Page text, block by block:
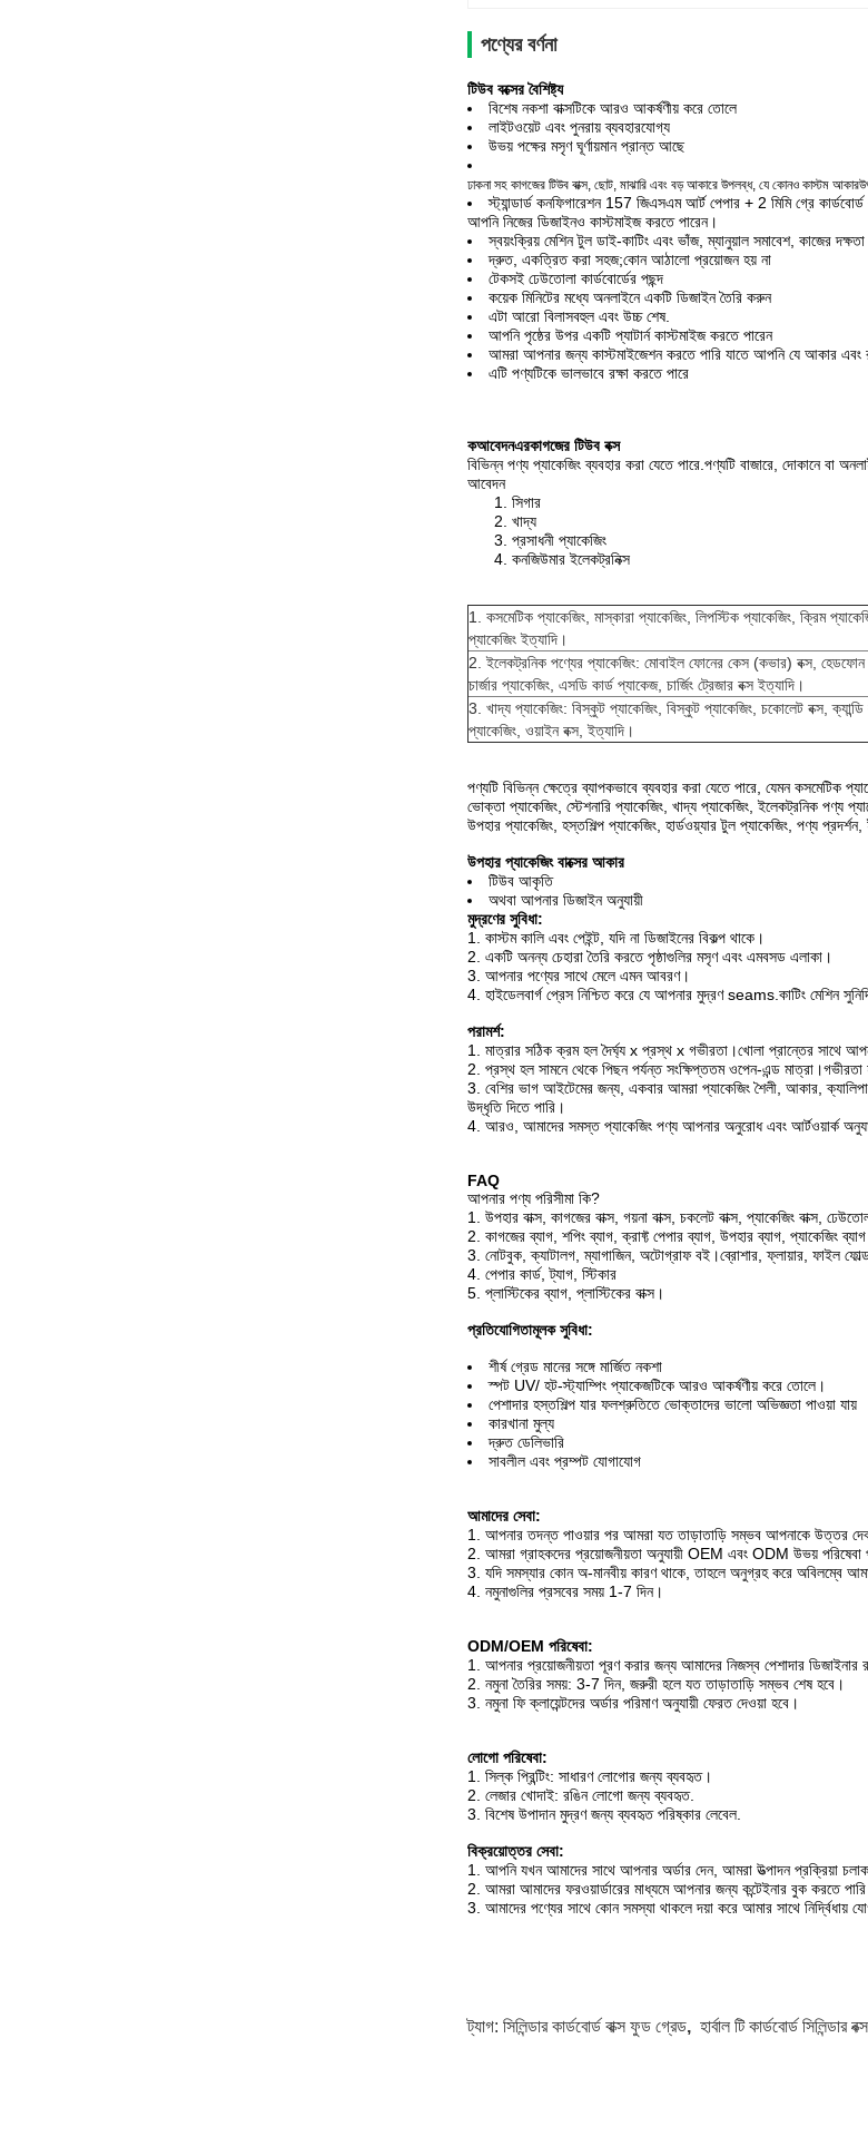
পণ্যের বর্ণনা
টিউব বক্সের বৈশিষ্ট্য
বিশেষ নকশা বাক্সটিকে আরও আকর্ষণীয় করে তোলে
লাইটওয়েট এবং পুনরায় ব্যবহারযোগ্য
উভয় পক্ষের মসৃণ ঘূর্ণায়মান প্রান্ত আছে
ঢাকনা সহ কাগজের টিউব বাক্স, ছোট, মাঝারি এবং বড় আকারে উপলব্ধ, যে কোনও কাস্টম আকার
স্ট্যান্ডার্ড কনফিগারেশন 157 জিএসএম আর্ট পেপার + 2 মিমি গ্রে
আপনি নিজের ডিজাইনও কাস্টমাইজ করতে পারেন।
স্বয়ংক্রিয় মেশিন টুল ডাই-কাটিং এবং ভাঁজ, ম্যানুয়াল সমাবেশ, কাজের
দ্রুত, একত্রিত করা সহজ;কোন আঠালো প্রয়োজন হয় না
টেকসই ঢেউতোলা কার্ডবোর্ডের পছন্দ
কয়েক মিনিটের মধ্যে অনলাইনে একটি ডিজাইন তৈরি করুন
এটা আরো বিলাসবহুল এবং উচ্চ শেষ.
আপনি পৃষ্ঠের উপর একটি প্যাটার্ন কাস্টমাইজ করতে পারেন
আমরা আপনার জন্য কাস্টমাইজেশন করতে পারি যাতে আপনি যে আকার এবং
এটি পণ্যটিকে ভালভাবে রক্ষা করতে পারে
কআবেদনএরকাগজের টিউব বক্স
বিভিন্ন পণ্য প্যাকেজিং ব্যবহার করা যেতে পারে.পণ্যটি বাজারে, দোকানে বা
আবেদন
1. সিগার
2. খাদ্য
3. প্রসাধনী প্যাকেজিং
4. কনজিউমার ইলেকট্রনিক্স
1. কসমেটিক প্যাকেজিং, মাস্কারা প্যাকেজিং, লিপস্টিক প্যাকেজিং, ক্রিম
প্যাকেজিং ইত্যাদি।
2. ইলেকট্রনিক পণ্যের প্যাকেজিং: মোবাইল ফোনের কেস (কভার) বক্স, হেডফোন
চার্জার প্যাকেজিং, এসডি কার্ড প্যাকেজ, চার্জিং ট্রেজার বক্স ইত্যাদি।
3. খাদ্য প্যাকেজিং: বিস্কুট প্যাকেজিং, বিস্কুট প্যাকেজিং, চকোলেট বক্স,
প্যাকেজিং, ওয়াইন বক্স, ইত্যাদি।
পণ্যটি বিভিন্ন ক্ষেত্রে ব্যাপকভাবে ব্যবহার করা যেতে পারে, যেমন কসমেটিক
ভোক্তা প্যাকেজিং, স্টেশনারি প্যাকেজিং, খাদ্য প্যাকেজিং, ইলেকট্রনিক পণ্য
উপহার প্যাকেজিং, হস্তশিল্প প্যাকেজিং, হার্ডওয়্যার টুল প্যাকেজিং, পণ্য প্রদর্শন,
উপহার প্যাকেজিং বাক্সের আকার
টিউব আকৃতি
অথবা আপনার ডিজাইন অনুযায়ী
মুদ্রণের সুবিধা:
1. কাস্টম কালি এবং পেইন্ট, যদি না ডিজাইনের বিকল্প থাকে।
2. একটি অনন্য চেহারা তৈরি করতে পৃষ্ঠাগুলির মসৃণ এবং এমবসড এলাকা।
3. আপনার পণ্যের সাথে মেলে এমন আবরণ।
4. হাইডেলবার্গ প্রেস নিশ্চিত করে যে আপনার মুদ্রণ seams.কাটিং মেশিন
পরামর্শ:
1. মাত্রার সঠিক ক্রম হল দৈর্ঘ্য x প্রস্থ x গভীরতা।খোলা প্রান্তের সাথে
2. প্রস্থ হল সামনে থেকে পিছন পর্যন্ত সংক্ষিপ্ততম ওপেন-এন্ড মাত্রা।গভীরতা
3. বেশির ভাগ আইটেমের জন্য, একবার আমরা প্যাকেজিং শৈলী, আকার,
উদ্ধৃতি দিতে পারি।
4. আরও, আমাদের সমস্ত প্যাকেজিং পণ্য আপনার অনুরোধ এবং আর্টওয়ার্ক
FAQ
আপনার পণ্য পরিসীমা কি?
1. উপহার বাক্স, কাগজের বাক্স, গয়না বাক্স, চকলেট বাক্স, প্যাকেজিং বাক্স,
2. কাগজের ব্যাগ, শপিং ব্যাগ, ক্রাফ্ট পেপার ব্যাগ, উপহার ব্যাগ, প্যাকেজিং
3. নোটবুক, ক্যাটালগ, ম্যাগাজিন, অটোগ্রাফ বই।ব্রোশার, ফ্লায়ার, ফাইল
4. পেপার কার্ড, ট্যাগ, স্টিকার
5. প্লাস্টিকের ব্যাগ, প্লাস্টিকের বাক্স।
প্রতিযোগিতামূলক সুবিধা:
শীর্ষ গ্রেড মানের সঙ্গে মার্জিত নকশা
স্পট UV/ হট-স্ট্যাম্পিং প্যাকেজটিকে আরও আকর্ষণীয় করে তোলে।
পেশাদার হস্তশিল্প যার ফলশ্রুতিতে ভোক্তাদের ভালো অভিজ্ঞতা পাওয়া যায়
কারখানা মুল্য
দ্রুত ডেলিভারি
সাবলীল এবং প্রম্পট যোগাযোগ
আমাদের সেবা:
1. আপনার তদন্ত পাওয়ার পর আমরা যত তাড়াতাড়ি সম্ভব আপনাকে উত্তর
2. আমরা গ্রাহকদের প্রয়োজনীয়তা অনুযায়ী OEM এবং ODM উভয় পরিষেবা
3. যদি সমস্যার কোন অ-মানবীয় কারণ থাকে, তাহলে অনুগ্রহ করে অবিলম্বে
4. নমুনাগুলির প্রসবের সময় 1-7 দিন।
ODM/OEM পরিষেবা:
1. আপনার প্রয়োজনীয়তা পূরণ করার জন্য আমাদের নিজস্ব পেশাদার
2. নমুনা তৈরির সময়: 3-7 দিন, জরুরী হলে যত তাড়াতাড়ি সম্ভব শেষ হবে।
3. নমুনা ফি ক্লায়েন্টদের অর্ডার পরিমাণ অনুযায়ী ফেরত দেওয়া হবে।
লোগো পরিষেবা:
1. সিল্ক প্রিন্টিং: সাধারণ লোগোর জন্য ব্যবহৃত।
2. লেজার খোদাই: রঙিন লোগো জন্য ব্যবহৃত.
3. বিশেষ উপাদান মুদ্রণ জন্য ব্যবহৃত পরিষ্কার লেবেল.
বিক্রয়োত্তর সেবা:
1. আপনি যখন আমাদের সাথে আপনার অর্ডার দেন, আমরা উত্পাদন প্রক্রিয়া
2. আমরা আমাদের ফরওয়ার্ডারের মাধ্যমে আপনার জন্য কন্টেইনার বুক করতে
3. আমাদের পণ্যের সাথে কোন সমস্যা থাকলে দয়া করে আমার সাথে নির্দ্বিধায়
ট্যাগ: সিলিন্ডার কার্ডবোর্ড বাক্স ফুড গ্রেড, হার্বাল টি কার্ডবোর্ড সিলিন্ডার বক্স